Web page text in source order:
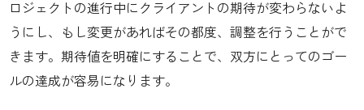
ロジェクトの進行中にクライアントの期待が変わらないよ
うにし、もし変更があればその都度、調整を行うことがで
きます。期待値を明確にすることで、双方にとってのゴー
ルの達成が容易になります。